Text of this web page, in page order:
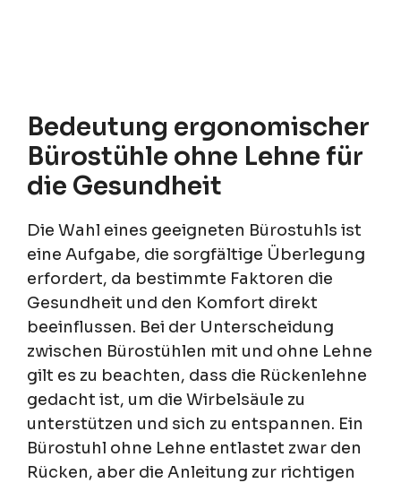
Bedeutung ergonomischer
Bürostühle ohne Lehne für
die Gesundheit
Die Wahl eines geeigneten Bürostuhls ist
eine Aufgabe, die sorgfältige Überlegung
erfordert, da bestimmte Faktoren die
Gesundheit und den Komfort direkt
beeinflussen. Bei der Unterscheidung
zwischen Bürostühlen mit und ohne Lehne
gilt es zu beachten, dass die Rückenlehne
gedacht ist, um die Wirbelsäule zu
unterstützen und sich zu entspannen. Ein
Bürostuhl ohne Lehne entlastet zwar den
Rücken, aber die Anleitung zur richtigen